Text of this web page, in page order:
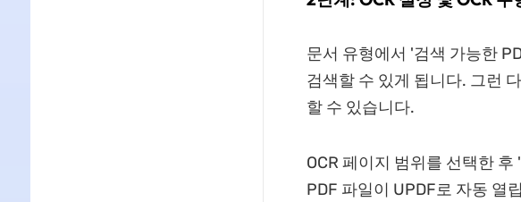
문서 유형에서 '검색 가능한
검색할 수 있게 됩니다. 그런
할 수 있습니다.
OCR 페이지 범위를 선택한 후
PDF 파일이 UPDF로 자동 열